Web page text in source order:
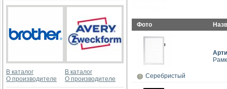
В каталог
О производителе
В каталог
О производителе
Фото
Серебристый